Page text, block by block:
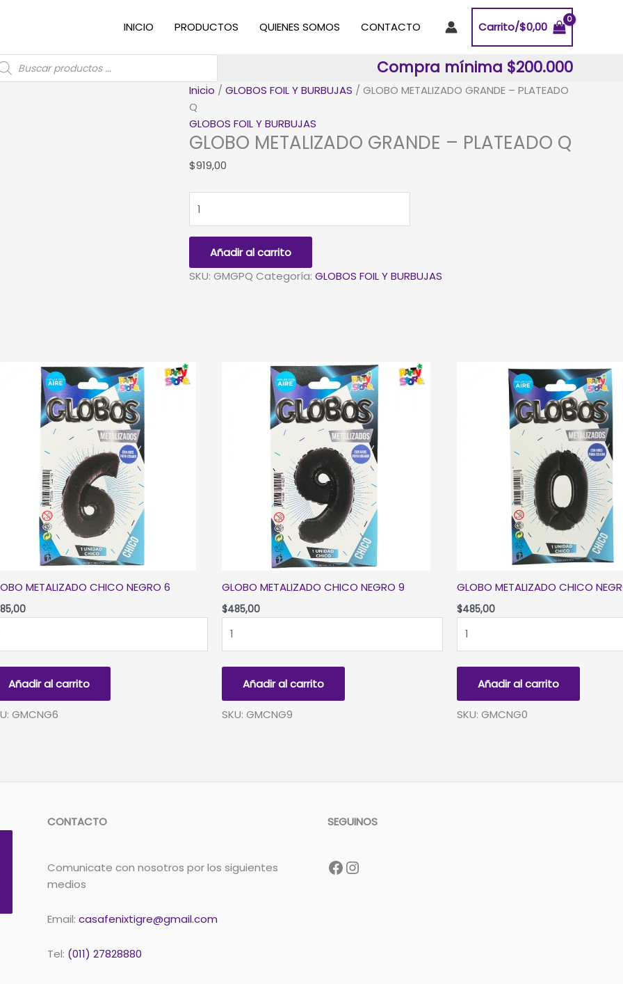
INICIO PRODUCTOS QUIENES SOMOS CONTACTO Carrito/$0,00
Compra mínima $200.000
Inicio / GLOBOS FOIL Y BURBUJAS / GLOBO METALIZADO GRANDE – PLATEADO
Q
GLOBOS FOIL Y BURBUJAS
GLOBO METALIZADO GRANDE – PLATEADO Q
$919,00
METALIZADO
GRANDE
PLATEADO
Q
Añadir al carrito
SKU: GMGPQ Categoría: GLOBOS FOIL Y BURBUJAS
METALIZADO CHICO NEGRO 6
Añadir al carrito
GMCNG6
GLOBO METALIZADO CHICO NEGRO 9
$485,00
METALIZADO
cantidad
Añadir al carrito
SKU: GMCNG9
GLOBO METALIZADO CHICO
$485,00
METALIZADO
cantidad
Añadir al carrito
SKU: GMCNG0
CONTACTO
Comunicate con nosotros por los siguientes
medios
Email: casafenixtigre@gmail.com
Tel: (011) 27828880
SEGUINOS
Facebook
Instagram